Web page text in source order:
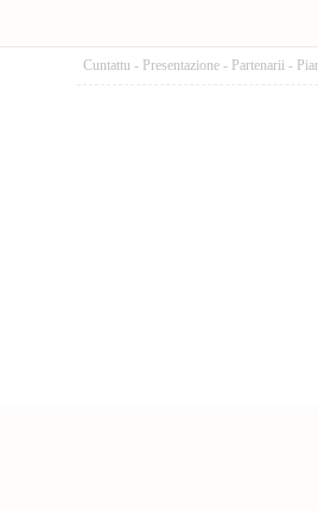
Cuntattu - Presentazione - Partenarii -